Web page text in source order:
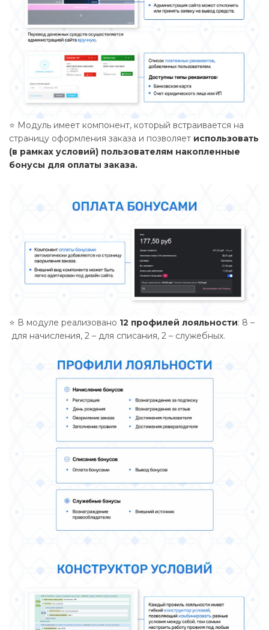
⭐ Модуль имеет компонент, который встраивается на
страницу оформления заказа и позволяет использовать
(в рамках условий) пользователям накопленные
бонусы для оплаты заказа.
⭐ В модуле реализовано 12 профилей лояльности: 8 –
для начисления, 2 – для списания, 2 – служебных.